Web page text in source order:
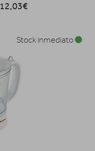
12,03€
Stock inmediato